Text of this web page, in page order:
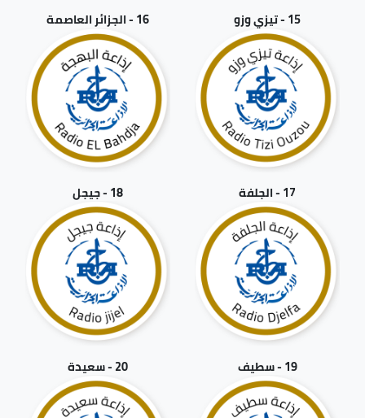
15 - تيزي وزو 16 - الجزائر العاصمة
17 - الجلفة 18 - جيجل
19 - سطيف 20 - سعيدة